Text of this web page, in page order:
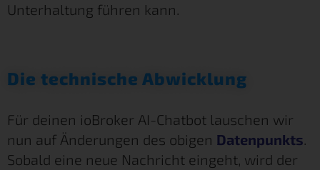
Unterhaltung führen kann.
Die technische Abwicklung
Für deinen ioBroker AI-Chatbot lauschen wir
nun auf Änderungen des obigen Datenpunkts.
Sobald eine neue Nachricht eingeht, wird der